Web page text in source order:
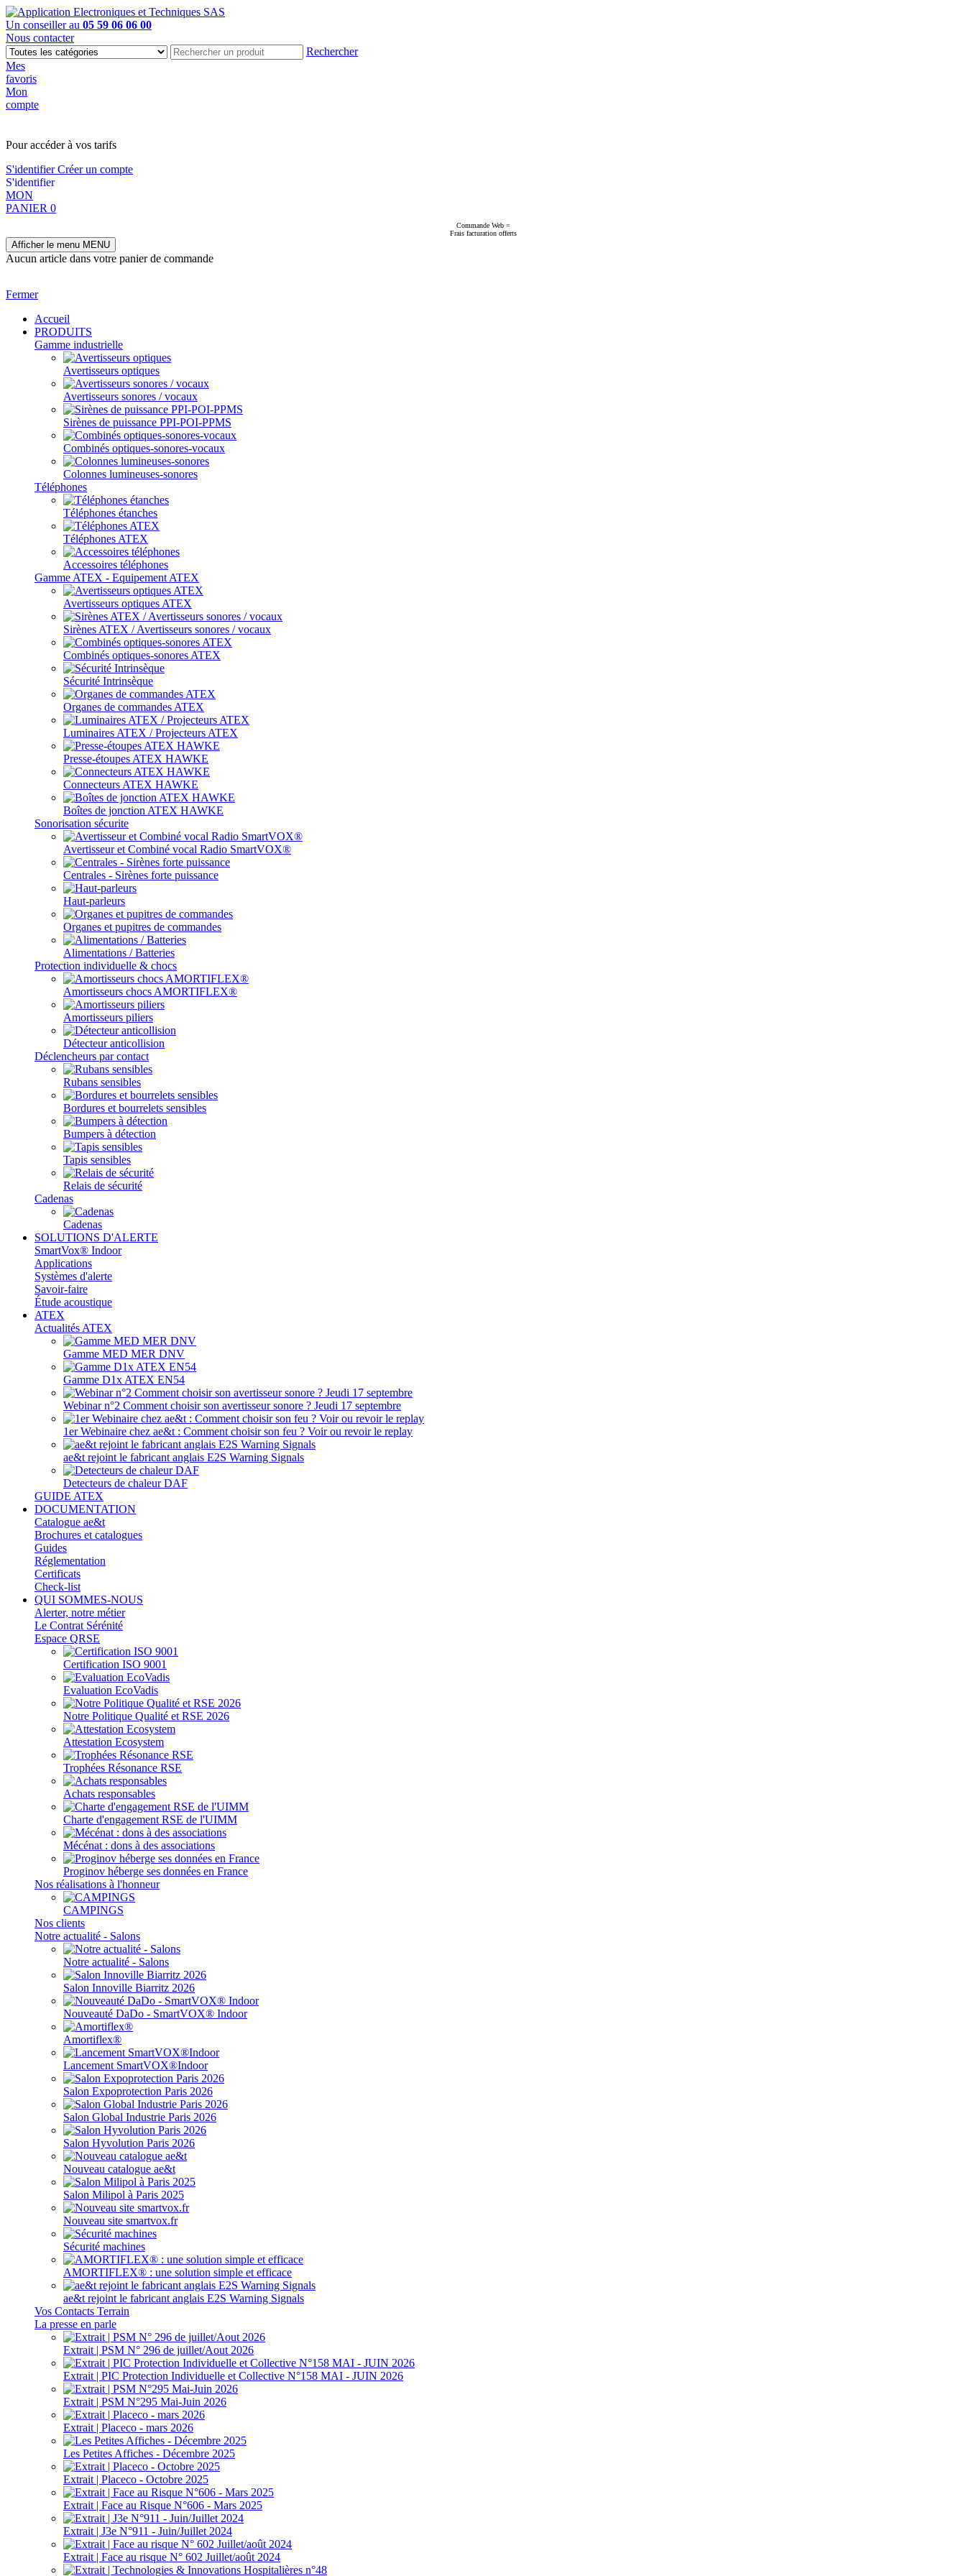
Un conseiller au 05 59 06 06 00
Nous contacter
Rechercher
Mes
favoris
Mon
compte
Pour accéder à vos tarifs
S'identifierCréer un compte
S'identifier
MON
PANIER 0
Commande Web =
Frais facturation offerts
Afficher le menu MENU
Aucun article dans votre panier de commande
Fermer
Accueil
PRODUITS
Gamme industrielle
Avertisseurs optiques
Avertisseurs sonores / vocaux
Sirènes de puissance PPI-POI-PPMS
Combinés optiques-sonores-vocaux
Colonnes lumineuses-sonores
Téléphones
Téléphones étanches
Téléphones ATEX
Accessoires téléphones
Gamme ATEX - Equipement ATEX
Avertisseurs optiques ATEX
Sirènes ATEX / Avertisseurs sonores / vocaux
Combinés optiques-sonores ATEX
Sécurité Intrinsèque
Organes de commandes ATEX
Luminaires ATEX / Projecteurs ATEX
Presse-étoupes ATEX HAWKE
Connecteurs ATEX HAWKE
Boîtes de jonction ATEX HAWKE
Sonorisation sécurite
Avertisseur et Combiné vocal Radio SmartVOX®
Centrales - Sirènes forte puissance
Haut-parleurs
Organes et pupitres de commandes
Alimentations / Batteries
Protection individuelle & chocs
Amortisseurs chocs AMORTIFLEX®
Amortisseurs piliers
Détecteur anticollision
Déclencheurs par contact
Rubans sensibles
Bordures et bourrelets sensibles
Bumpers à détection
Tapis sensibles
Relais de sécurité
Cadenas
Cadenas
SOLUTIONS D'ALERTE
SmartVox® Indoor
Applications
Systèmes d'alerte
Savoir-faire
Étude acoustique
ATEX
Actualités ATEX
Gamme MED MER DNV
Gamme D1x ATEX EN54
Webinar n°2 Comment choisir son avertisseur sonore ? Jeudi 17 septembre
1er Webinaire chez ae&t : Comment choisir son feu ? Voir ou revoir le replay
ae&t rejoint le fabricant anglais E2S Warning Signals
Detecteurs de chaleur DAF
GUIDE ATEX
DOCUMENTATION
Catalogue ae&t
Brochures et catalogues
Guides
Réglementation
Certificats
Check-list
QUI SOMMES-NOUS
Alerter, notre métier
Le Contrat Sérénité
Espace QRSE
Certification ISO 9001
Evaluation EcoVadis
Notre Politique Qualité et RSE 2026
Attestation Ecosystem
Trophées Résonance RSE
Achats responsables
Charte d'engagement RSE de l'UIMM
Mécénat : dons à des associations
Proginov héberge ses données en France
Nos réalisations à l'honneur
CAMPINGS
Nos clients
Notre actualité - Salons
Notre actualité - Salons
Salon Innoville Biarritz 2026
Nouveauté DaDo - SmartVOX® Indoor
Amortiflex®
Lancement SmartVOX®Indoor
Salon Expoprotection Paris 2026
Salon Global Industrie Paris 2026
Salon Hyvolution Paris 2026
Nouveau catalogue ae&t
Salon Milipol à Paris 2025
Nouveau site smartvox.fr
Sécurité machines
AMORTIFLEX® : une solution simple et efficace
ae&t rejoint le fabricant anglais E2S Warning Signals
Vos Contacts Terrain
La presse en parle
Extrait | PSM N° 296 de juillet/Aout 2026
Extrait | PIC Protection Individuelle et Collective N°158 MAI - JUIN 2026
Extrait | PSM N°295 Mai-Juin 2026
Extrait | Placeco - mars 2026
Les Petites Affiches - Décembre 2025
Extrait | Placeco - Octobre 2025
Extrait | Face au Risque N°606 - Mars 2025
Extrait | J3e N°911 - Juin/Juillet 2024
Extrait | Face au risque N° 602 Juillet/août 2024